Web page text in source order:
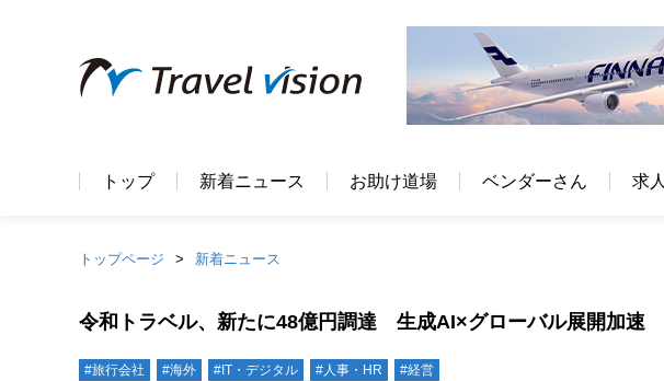
トップ 新着ニュース お助け道場 ベンダーさん 求人
トップページ 新着ニュース
令和トラベル、新たに48億円調達 生成AI×グローバル展開加速
#旅行会社 #海外 #IT・デジタル #人事・HR #経営